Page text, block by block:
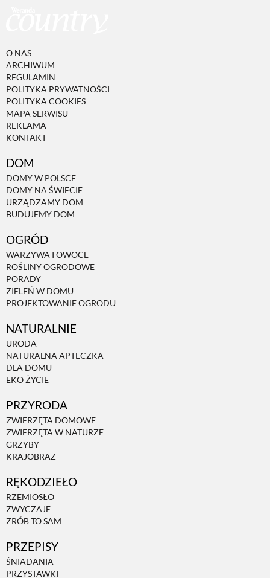
O NAS
ARCHIWUM
REGULAMIN
POLITYKA PRYWATNOŚCI
POLITYKA COOKIES
MAPA SERWISU
REKLAMA
KONTAKT
DOM
DOMY W POLSCE
DOMY NA ŚWIECIE
URZĄDZAMY DOM
BUDUJEMY DOM
OGRÓD
WARZYWA I OWOCE
ROŚLINY OGRODOWE
PORADY
ZIELEŃ W DOMU
PROJEKTOWANIE OGRODU
NATURALNIE
URODA
NATURALNA APTECZKA
DLA DOMU
EKO ŻYCIE
PRZYRODA
ZWIERZĘTA DOMOWE
ZWIERZĘTA W NATURZE
GRZYBY
KRAJOBRAZ
RĘKODZIEŁO
RZEMIOSŁO
ZWYCZAJE
ZRÓB TO SAM
PRZEPISY
ŚNIADANIA
PRZYSTAWKI